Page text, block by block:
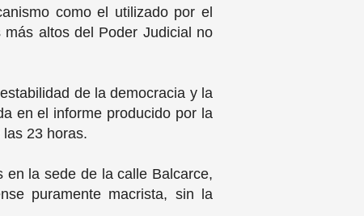
como el utilizado por el
altos del Poder Judicial no
de la democracia y la
en el informe producido por la
23 horas.
en la sede de la calle Balcarce,
puramente macrista, sin la